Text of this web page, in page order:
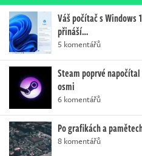
Váš počítač s Windows
přináší…
5 komentářů
Steam poprvé
osmi
6 komentářů
Po grafikách a
8 komentářů